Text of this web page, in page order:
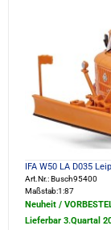
IFA W50 LA D035
Art.Nr.: Busch95400
Maßstab:1:87
Neuheit /
Lieferbar 3.Quartal